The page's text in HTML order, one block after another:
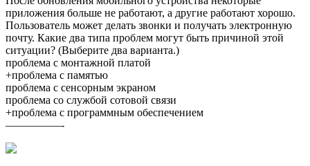
приложения больше не работают, а другие работают хорошо.
Пользователь может делать звонки и получать электронную
почту. Какие два типа проблем могут быть причиной этой
ситуации? (Выберите два варианта.)
проблема с монтажной платой
+проблема с памятью
проблема с сенсорным экраном
проблема со службой сотовой связи
+проблема с программным обеспечением
—————-